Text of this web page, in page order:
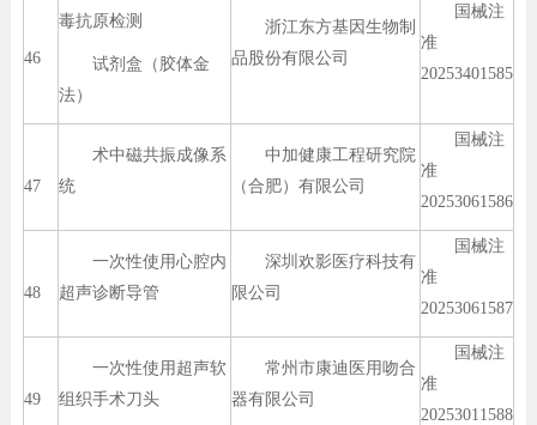
46
毒抗原检测
试剂盒（胶体金
法）
浙江东方基因生物制
品股份有限公司
国械注
准
20253401585
47
术中磁共振成像系
统
中加健康工程研究院
（合肥）有限公司
国械注
准
20253061586
48
一次性使用心腔内
超声诊断导管
深圳欢影医疗科技有
限公司
国械注
准
20253061587
49
一次性使用超声软
组织手术刀头
常州市康迪医用吻合
器有限公司
国械注
准
20253011588